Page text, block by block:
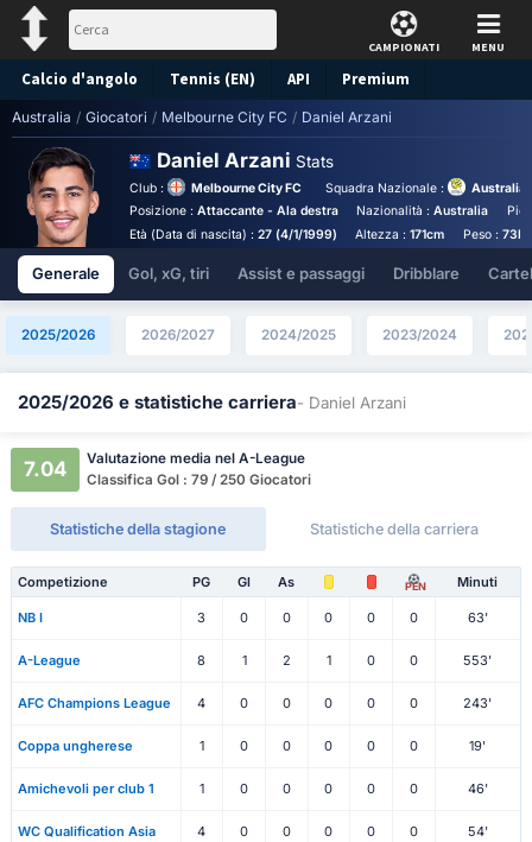
CAMPIONATI MENU
Calcio d'angolo Tennis (EN) API Premium
Pronostico
Australia / Giocatori / Melbourne City FC / Daniel Arzani
Daniel Arzani Stats
Club : Melbourne City FC Squadra Nazionale :
Australia
Posizione : Attaccante - Ala destra Nazionalità :Australia
Età (Data di nascita) : 27 (4/1/1999) Altezza :171cm Peso : 73kg
Generale Gol, xG, tiri Assist e passaggi Dribblare
2025/2026 2026/2027 2024/2025 2023/2024
2025/2026 e statistiche carriera- Daniel Arzani
7.04
Valutazione media nel A-League
Classifica Gol : 79 / 250 Giocatori
Statistiche della stagione Statistiche della carriera
Competizione PG Gl As PEN Minuti
NB I 3 0 0 0 0 0 63'
A-League 8 1 2 1 0 0 553'
AFC Champions League 4 0 0 0 0 0 243'
Coppa ungherese 1 0 0 0 0 0 19'
Amichevoli per club 1 1 0 0 0 0 0 46'
WC Qualification Asia 4 0 0 0 0 0 54'